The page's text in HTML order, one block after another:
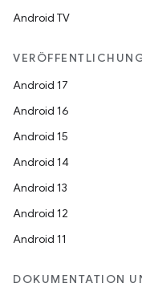
Android TV
Android 17
Android 16
Android 15
Android 14
Android 13
Android 12
Android 11
DOKUMENTATION